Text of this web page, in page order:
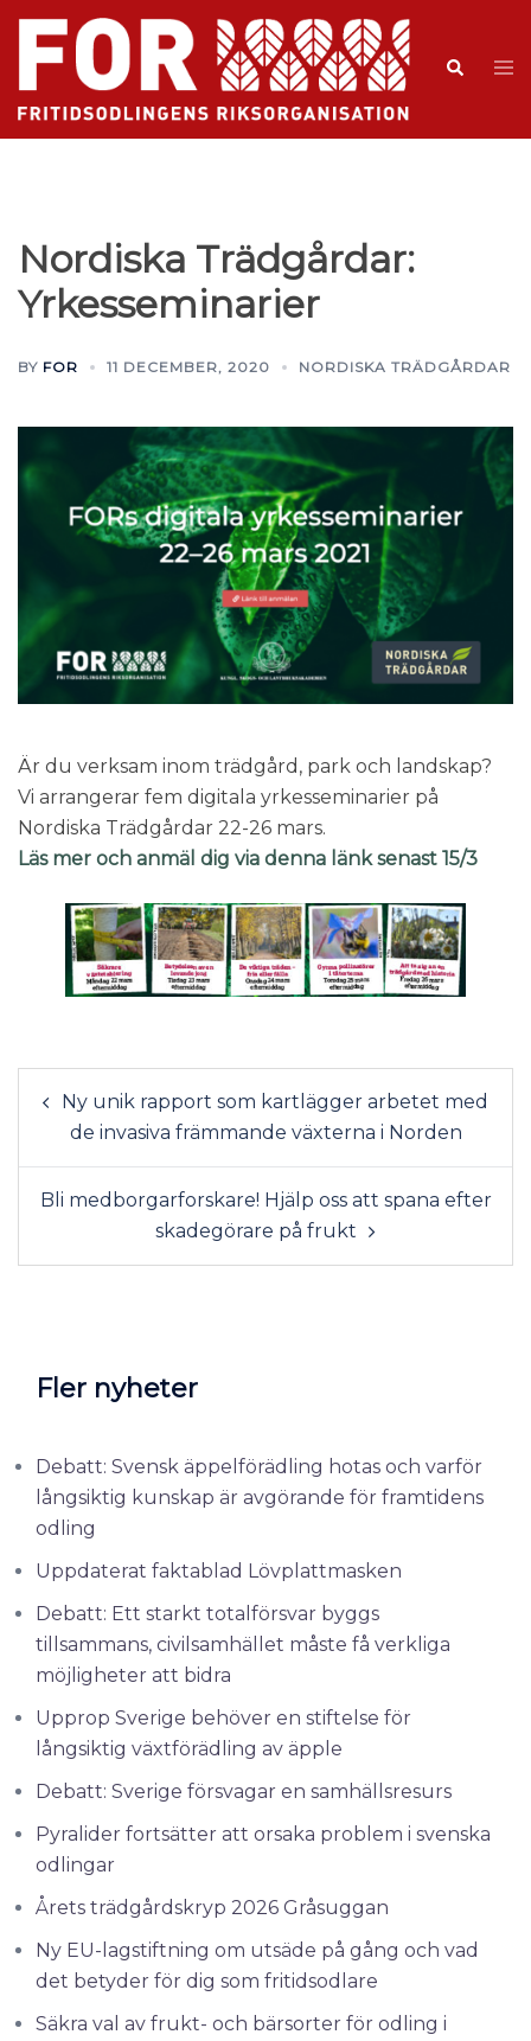
Nordiska Trädgårdar:
Yrkesseminarier
BY FOR 11 DECEMBER, 2020 NORDISKA TRÄDGÅRDAR
Är du verksam inom trädgård, park och landskap?
Vi arrangerar fem digitala yrkesseminarier på
Nordiska Trädgårdar 22-26 mars.
Läs mer och anmäl dig via denna länk senast 15/3
Ny unik rapport som kartlägger arbetet med
de invasiva främmande växterna i Norden
Bli medborgarforskare! Hjälp oss att spana efter
skadegörare på frukt
Fler nyheter
Debatt: Svensk äppelförädling hotas och varför
långsiktig kunskap är avgörande för framtidens
odling
Uppdaterat faktablad Lövplattmasken
Debatt: Ett starkt totalförsvar byggs
tillsammans, civilsamhället måste få verkliga
möjligheter att bidra
Upprop Sverige behöver en stiftelse för
långsiktig växtförädling av äpple
Debatt: Sverige försvagar en samhällsresurs
Pyralider fortsätter att orsaka problem i svenska
odlingar
Årets trädgårdskryp 2026 Gråsuggan
Ny EU-lagstiftning om utsäde på gång och vad
det betyder för dig som fritidsodlare
Säkra val av frukt- och bärsorter för odling i